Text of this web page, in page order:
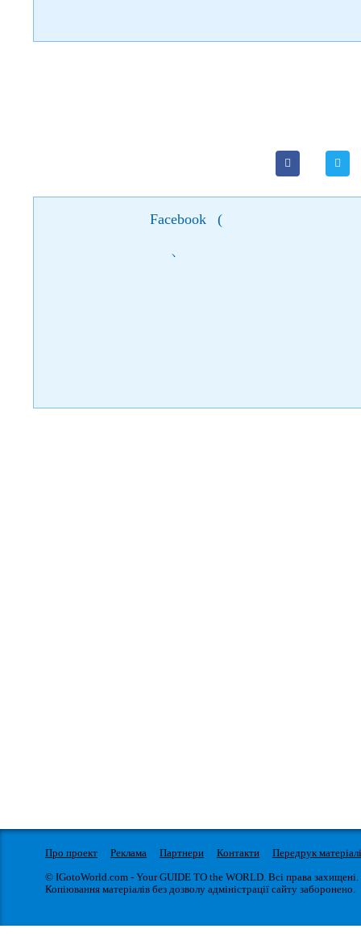
Facebook (
)
Про проект Реклама Партнери Контакти
Передрук
© IGotoWorld.com - Your GUIDE TO the WORLD. Всі права захищені.
Копіювання матеріалів без дозволу адміністрації сайту заборонено.